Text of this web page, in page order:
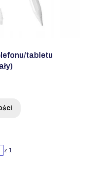
tabletu
z 1